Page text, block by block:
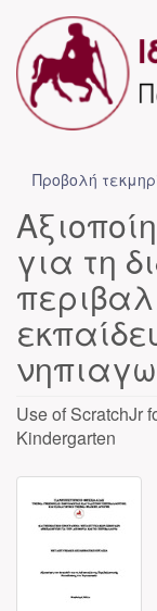
Προβολή
για τη
Use of ScratchJr
Kindergarten